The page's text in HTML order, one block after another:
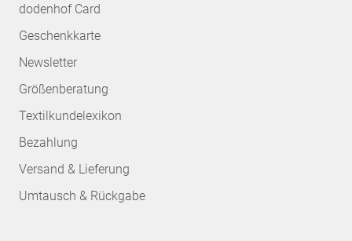
dodenhof Card
Geschenkkarte
Newsletter
Größenberatung
Textilkundelexikon
Bezahlung
Versand & Lieferung
Umtausch & Rückgabe